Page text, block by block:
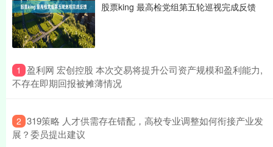
股票king 最高检党组第五轮巡视完成反馈
1 ​盈利网 宏创控股 本次交易将提升公司资产规模和盈利能力,
不存在即期回报被摊薄情况
2 ​319策略 人才供需存在错配，高校专业调整如何衔接产业发
展？委员提出建议